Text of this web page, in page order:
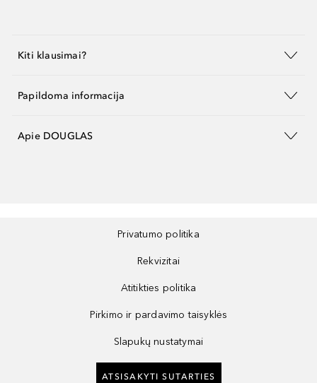
Kiti klausimai?
Papildoma informacija
Apie DOUGLAS
Privatumo politika
Rekvizitai
Atitikties politika
Pirkimo ir pardavimo taisyklės
Slapukų nustatymai
ATSISAKYTI SUTARTIES